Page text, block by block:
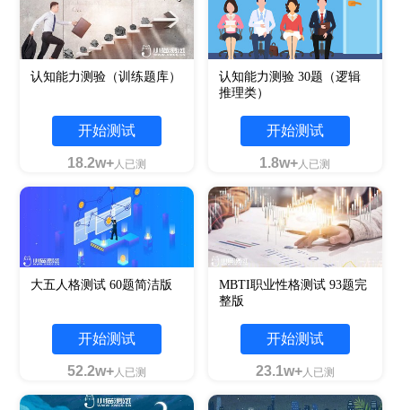
认知能力测验（训练题库）
开始测试
18.2w+人已测
认知能力测验 30题（逻辑
推理类）
开始测试
1.8w+人已测
大五人格测试 60题简洁版
开始测试
52.2w+人已测
MBTI职业性格测试 93题完
整版
开始测试
23.1w+人已测